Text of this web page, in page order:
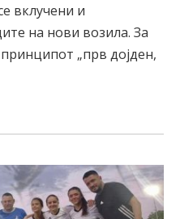
вклучени и
на нови возила. За
„прв дојден,